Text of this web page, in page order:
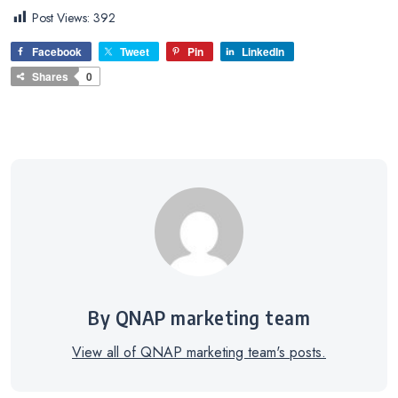
Post Views: 392
Facebook Tweet Pin
LinkedIn
Shares
0
By QNAP marketing team
View all of QNAP marketing team's posts.